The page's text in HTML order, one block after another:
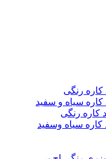
کاره رنگی
کاره سیاه و سفید
کاره رنگی
کاره سیاه وسفید